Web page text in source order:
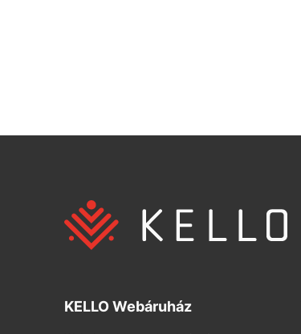
KELLO Webáruház